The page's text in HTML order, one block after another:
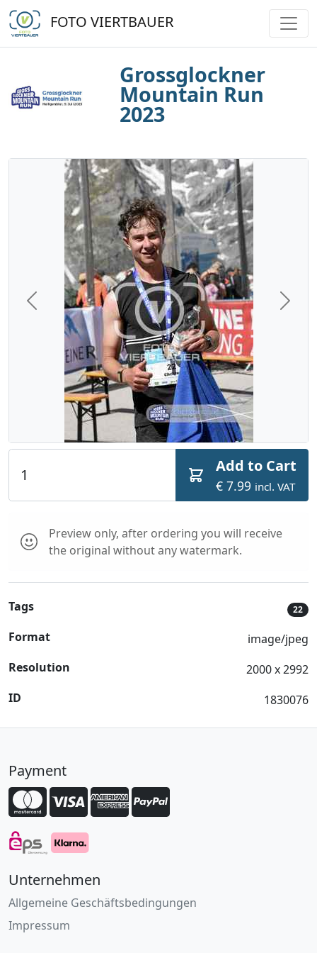
FOTO VIERTBAUER
Grossglockner
Mountain Run
2023
Previous Next
Add to Cart
€ 7.99 incl. VAT
Preview only, after ordering you will receive
the original without any watermark.
Tags 22
Format
image/jpeg
Resolution
2000 x 2992
ID
1830076
Payment
Unternehmen
Allgemeine Geschäftsbedingungen
Impressum